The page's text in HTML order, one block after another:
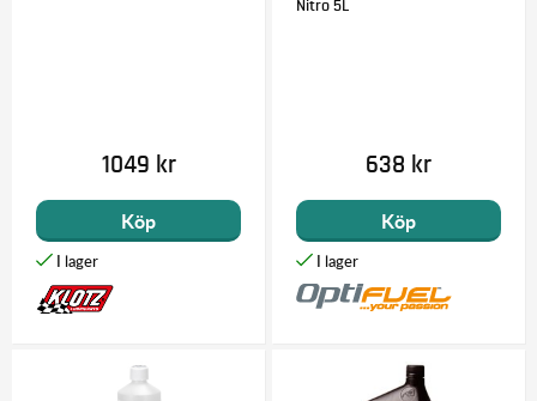
1049 kr
Köp
Nitro 5L
638 kr
Köp